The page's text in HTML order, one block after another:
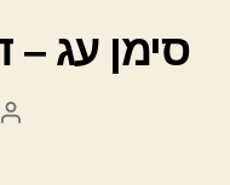
סימן עג –